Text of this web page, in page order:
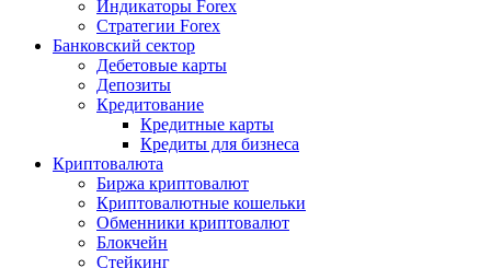
Индикаторы Forex
Стратегии Forex
Банковский сектор
Дебетовые карты
Депозиты
Кредитование
Кредитные карты
Кредиты для бизнеса
Криптовалюта
Биржа криптовалют
Криптовалютные кошельки
Обменники криптовалют
Блокчейн
Стейкинг